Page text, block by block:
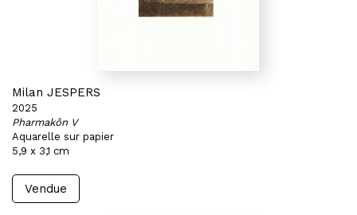
Milan JESPERS
2025
Pharmakôn V
Aquarelle sur papier
5,9 x 3,1 cm
Vendue